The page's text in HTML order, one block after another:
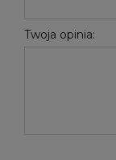
Twoja opinia: